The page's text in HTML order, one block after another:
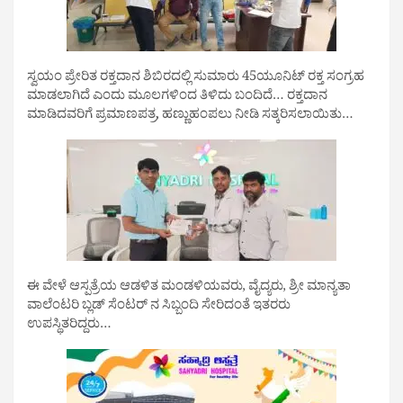
ಸ್ವಯಂ ಪ್ರೇರಿತ ರಕ್ತದಾನ ಶಿಬಿರದಲ್ಲಿ ಸುಮಾರು 45ಯೂನಿಟ್ ರಕ್ತ ಸಂಗ್ರಹ
ಮಾಡಲಾಗಿದೆ ಎಂದು ಮೂಲಗಳಿಂದ ತಿಳಿದು ಬಂದಿದೆ… ರಕ್ತದಾನ
ಮಾಡಿದವರಿಗೆ ಪ್ರಮಾಣಪತ್ರ, ಹಣ್ಣುಹಂಪಲು ನೀಡಿ ಸತ್ಕರಿಸಲಾಯಿತು…
ಈ ವೇಳೆ ಆಸ್ಪತ್ರೆಯ ಆಡಳಿತ ಮಂಡಳಿಯವರು, ವೈದ್ಯರು, ಶ್ರೀ ಮಾನ್ಯತಾ
ವಾಲೆಂಟರಿ ಬ್ಲಡ್ ಸೆಂಟರ್ ನ ಸಿಬ್ಬಂದಿ ಸೇರಿದಂತೆ ಇತರರು
ಉಪಸ್ಥಿತರಿದ್ದರು…